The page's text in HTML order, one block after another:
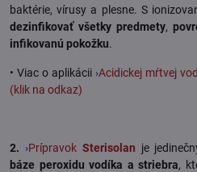
baktérie, vírusy a plesne. S
dezinfikovať všetky predmety,
infikovanú pokožku.
• Viac o aplikácii ›Acidickej mŕtvej
(klik na odkaz)
2. ›Prípravok Sterisolan je
báze peroxidu vodíka a striebra,